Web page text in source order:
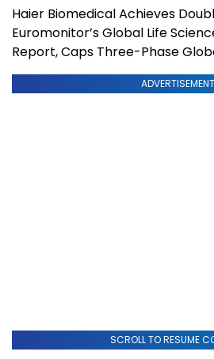
Haier Biomedical Achieves
Euromonitor’s Global Life
Report, Caps Three-Phase
ADVERTISEMENT
SCROLL TO RESUME